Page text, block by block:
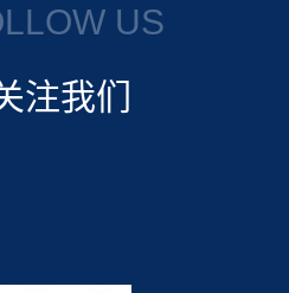
US
注我们